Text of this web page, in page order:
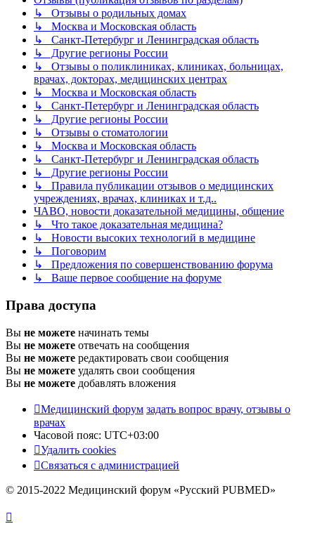
↳ Отзывы о родильных домах
↳ Москва и Московская область
↳ Санкт-Петербург и Ленинградская область
↳ Другие регионы России
↳ Отзывы о поликлиниках, клиниках, больницах,
врачах, докторах, медицинских центрах
↳ Москва и Московская область
↳ Санкт-Петербург и Ленинградская область
↳ Другие регионы России
↳ Отзывы о стоматологии
↳ Москва и Московская область
↳ Санкт-Петербург и Ленинградская область
↳ Другие регионы России
↳ Правила публикации отзывов о медицинских
учреждениях, врачах, клиниках и т.д..
ЧАВО, новости доказательной медицины, общение
↳ Что такое доказательная медицина?
↳ Новости высоких технологий в медицине
↳ Поговорим
↳ Предложения по совершенствованию форума
↳ Ваше первое сообщение на форуме
Права доступа
Вы не можете начинать темы
Вы не можете отвечать на сообщения
Вы не можете редактировать свои сообщения
Вы не можете удалять свои сообщения
Вы не можете добавлять вложения
Медицинский форум задать вопрос врачу, отзывы о
врачах
Часовой пояс: UTC+03:00
Удалить cookies
Связаться с администрацией
© 2015-2022 Медицинский форум «Русский PUBMED»